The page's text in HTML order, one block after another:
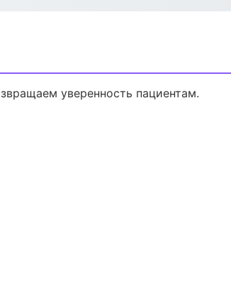
уверенность пациентам.